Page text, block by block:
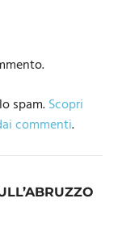
spam.Scopri
commenti.